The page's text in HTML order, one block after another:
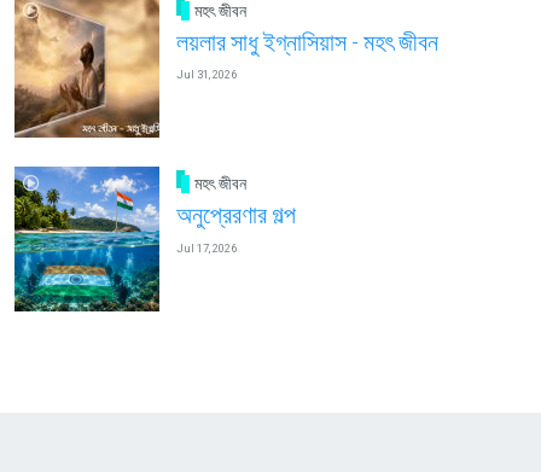
মহৎ জীবন
লয়লার সাধু ইগ্নাসিয়াস - মহৎ জীবন
Jul 31, 2026
মহৎ জীবন
অনুপ্রেরণার গল্প
Jul 17, 2026